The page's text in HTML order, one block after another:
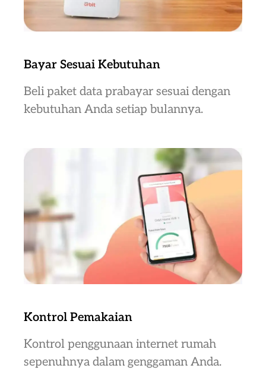
Bayar Sesuai Kebutuhan
Beli paket data prabayar sesuai dengan
kebutuhan Anda setiap bulannya.
Kontrol Pemakaian
Kontrol penggunaan internet rumah
sepenuhnya dalam genggaman Anda.